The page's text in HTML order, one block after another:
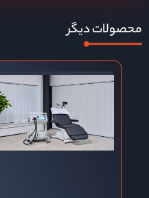
محصولات دیگر